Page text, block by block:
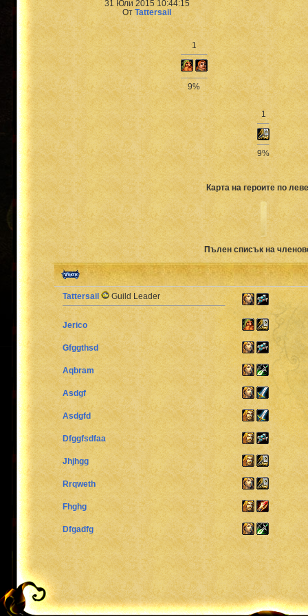
31 Юли 2015 10:44:15
От Tattersail
1
9%
1
9%
Карта на героите по
Пълен списък на
Tattersail Guild Leader
Jerico
Gfggthsd
Aqbram
Asdgf
Asdgfd
Dfggfsdfaa
Jhjhgg
Rrqweth
Fhghg
Dfgadfg